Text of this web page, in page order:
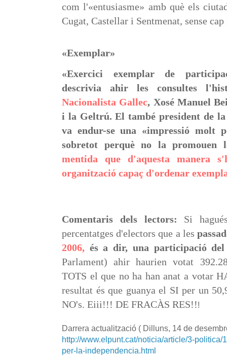
com l'«entusiasme» amb què els
Cugat, Castellar i Sentmenat, sense
«Exemplar»
«Exercici exemplar de
descrivia ahir les consultes
Nacionalista Gallec, Xosé Manuel
i la Geltrú. El també president de
va endur-se una «impressió molt
sobretot perquè no la promouen
mentida que d'aquesta manera
organització capaç d'ordenar
Comentaris dels lectors: Si
percentatges d'electors que a les
2006, és a dir, una participació
Parlament) ahir haurien votat
TOTS el que no ha han anat a votar
resultat és que guanya el SI per un
NO's. Eiii!!! DE FRACÀS RES!!!
Darrera actualització ( Dilluns, 14 de
http://www.elpunt.cat/noticia/article/3-
per-la-independencia.html